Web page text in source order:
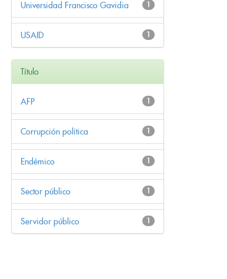
1
Universidad Francisco Gavidia
1
USAID
Título
1
AFP
1
Corrupción política
1
Endémico
1
Sector público
1
Servidor público